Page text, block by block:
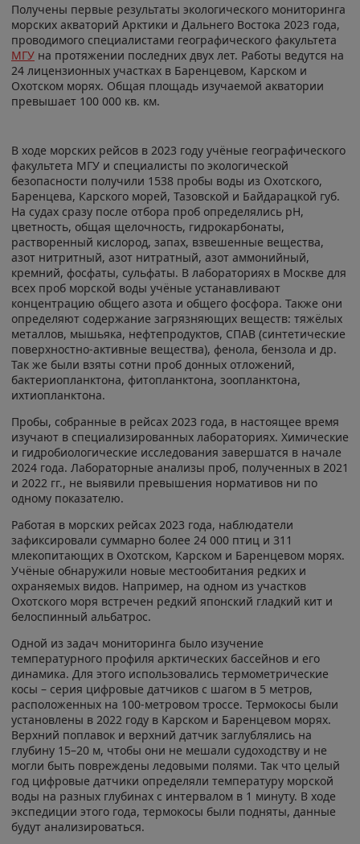
Получены первые результаты экологического мониторинга
морских акваторий Арктики и Дальнего Востока 2023 года,
проводимого специалистами географического факультета
МГУ на протяжении последних двух лет. Работы ведутся на
24 лицензионных участках в Баренцевом, Карском и
Охотском морях. Общая площадь изучаемой акватории
превышает 100 000 кв. км.
В ходе морских рейсов в 2023 году учёные географического
факультета МГУ и специалисты по экологической
безопасности получили 1538 пробы воды из Охотского,
Баренцева, Карского морей, Тазовской и Байдарацкой губ.
На судах сразу после отбора проб определялись pH,
цветность, общая щелочность, гидрокарбонаты,
растворенный кислород, запах, взвешенные вещества,
азот нитритный, азот нитратный, азот аммонийный,
кремний, фосфаты, сульфаты. В лабораториях в Москве для
всех проб морской воды учёные устанавливают
концентрацию общего азота и общего фосфора. Также они
определяют содержание загрязняющих веществ: тяжёлых
металлов, мышьяка, нефтепродуктов, СПАВ (синтетические
поверхностно-активные вещества), фенола, бензола и др.
Так же были взяты сотни проб донных отложений,
бактериопланктона, фитопланктона, зоопланктона,
ихтиопланктона.
Пробы, собранные в рейсах 2023 года, в настоящее время
изучают в специализированных лабораториях. Химические
и гидробиологические исследования завершатся в начале
2024 года. Лабораторные анализы проб, полученных в 2021
и 2022 гг., не выявили превышения нормативов ни по
одному показателю.
Работая в морских рейсах 2023 года, наблюдатели
зафиксировали суммарно более 24 000 птиц и 311
млекопитающих в Охотском, Карском и Баренцевом морях.
Учёные обнаружили новые местообитания редких и
охраняемых видов. Например, на одном из участков
Охотского моря встречен редкий японский гладкий кит и
белоспинный альбатрос.
Одной из задач мониторинга было изучение
температурного профиля арктических бассейнов и его
динамика. Для этого использовались термометрические
косы – серия цифровые датчиков с шагом в 5 метров,
расположенных на 100-метровом троссе. Термокосы были
установлены в 2022 году в Карском и Баренцевом морях.
Верхний поплавок и верхний датчик заглублялись на
глубину 15–20 м, чтобы они не мешали судоходству и не
могли быть повреждены ледовыми полями. Так что целый
год цифровые датчики определяли температуру морской
воды на разных глубинах с интервалом в 1 минуту. В ходе
экспедиции этого года, термокосы были подняты, данные
будут анализироваться.